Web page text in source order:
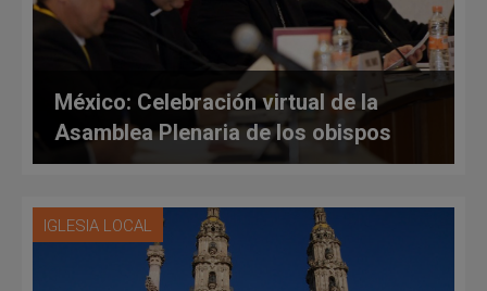
México: Celebración virtual de la
Asamblea Plenaria de los obispos
IGLESIA LOCAL